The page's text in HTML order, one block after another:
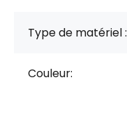
Type de matériel :
Couleur: